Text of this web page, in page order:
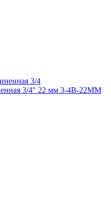
3/4" 22 мм 3-4B-22MM